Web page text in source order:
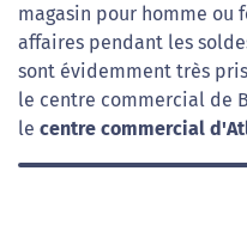
magasin pour homme ou
affaires pendant les
sont évidemment très
le centre commercial de
le centre commercial